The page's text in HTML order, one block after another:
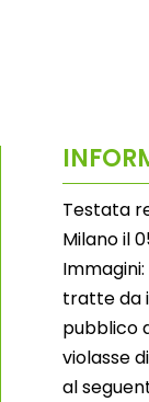
Testata
Milano il
tratte da
pubblico
violasse
al